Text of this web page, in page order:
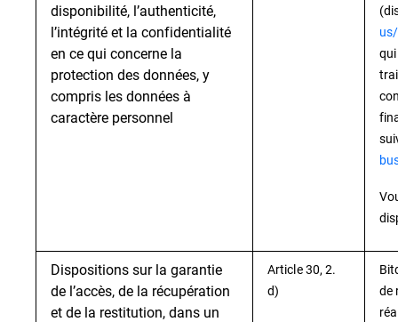
disponibilité, l’authenticité,
l’intégrité et la confidentialité
en ce qui concerne la
protection des données, y
compris les données à
caractère personnel
Dispositions sur la garantie
de l’accès, de la récupération
et de la restitution, dans un
Article 30, 2.
d)
de